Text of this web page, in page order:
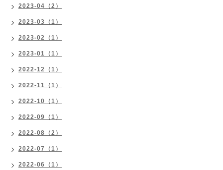
2023-04（2）
2023-03（1）
2023-02（1）
2023-01（1）
2022-12（1）
2022-11（1）
2022-10（1）
2022-09（1）
2022-08（2）
2022-07（1）
2022-06（1）